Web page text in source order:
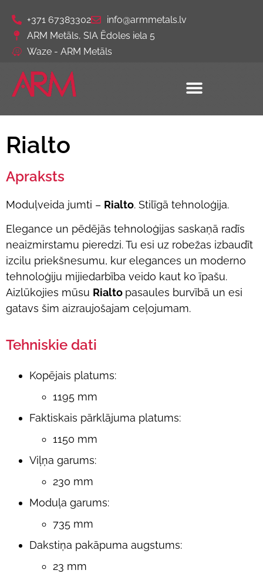
+371 67383302
info@armmetals.lv
ARM Metāls, SIA Ēdoles iela 5
Waze - ARM Metāls
Rialto
Apraksts
Moduļveida jumti – Rialto. Stilīgā tehnoloģija.
Elegance un pēdējās tehnoloģijas saskaņā radīs
neaizmirstamu pieredzi. Tu esi uz robežas izbaudīt
izcilu priekšnesumu, kur elegances un moderno
tehnoloģiju mijiedarbība veido kaut ko īpašu.
Aizlūkojies mūsu Rialto pasaules burvībā un esi
gatavs šim aizraujošajam ceļojumam.
Tehniskie dati
Kopējais platums:
1195 mm
Faktiskais pārklājuma platums:
1150 mm
Viļņa garums:
230 mm
Moduļa garums:
735 mm
Dakstiņa pakāpuma augstums:
23 mm